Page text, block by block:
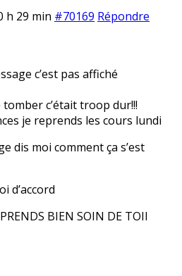
h 29 min #70169 Répondre
c’est pas affiché
c’était troop dur!!!
je reprends les cours lundi
dis moi comment ça s’est
d’accord
BIEN SOIN DE TOII